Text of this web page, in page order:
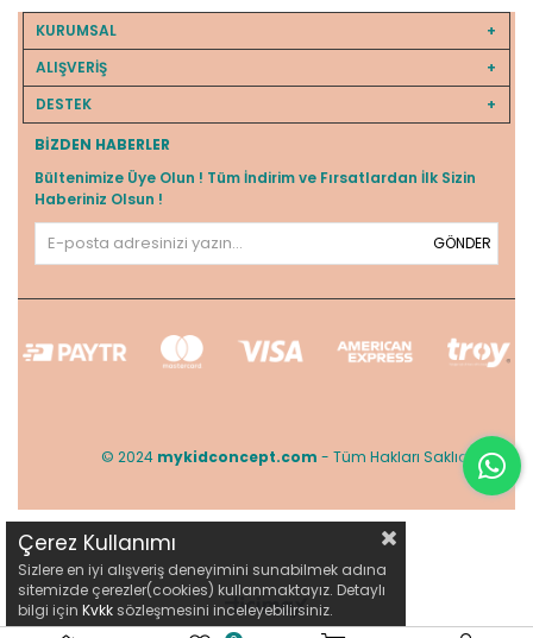
KURUMSAL
ALIŞVERİŞ
DESTEK
BIZDEN HABERLER
Bültenimize Üye Olun ! Tüm İndirim ve Fırsatlardan İlk Sizin
Haberiniz Olsun !
GÖNDER
© 2024 mykidconcept.com - Tüm Hakları Saklıdır.
Çerez Kullanımı
Sizlere en iyi alışveriş deneyimini sunabilmek adına
sitemizde çerezler(cookies) kullanmaktayız. Detaylı
bilgi için Kvkk sözleşmesini inceleyebilirsiniz.